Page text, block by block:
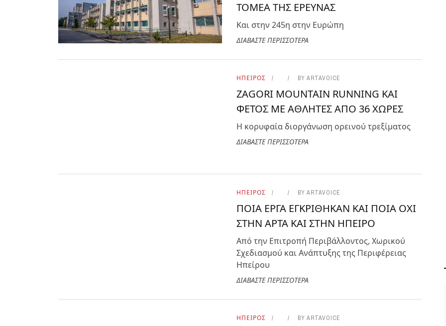
ΤΟΜΕΑ ΤΗΣ ΕΡΕΥΝΑΣ
Και στην 245η στην Ευρώπη
ΔΙΑΒΑΣΤΕ ΠΕΡΙΣΣΟΤΕΡΑ
ΗΠΕΙΡΟΣ BY ARTAVOICE
ZAGORI MOUNTAIN RUNNING ΚΑΙ
ΦΕΤΟΣ ΜΕ ΑΘΛΗΤΕΣ ΑΠΟ 36 ΧΩΡΕΣ
Η κορυφαία διοργάνωση ορεινού τρεξίματος
ΔΙΑΒΑΣΤΕ ΠΕΡΙΣΣΟΤΕΡΑ
ΗΠΕΙΡΟΣ BY ARTAVOICE
ΠΟΙΑ ΕΡΓΑ ΕΓΚΡΙΘΗΚΑΝ ΚΑΙ ΠΟΙΑ ΟΧΙ
ΣΤΗΝ ΑΡΤΑ ΚΑΙ ΣΤΗΝ ΗΠΕΙΡΟ
Από την Επιτροπή Περιβάλλοντος, Χωρικού
Σχεδιασμού και Ανάπτυξης της Περιφέρειας
Ηπείρου
ΔΙΑΒΑΣΤΕ ΠΕΡΙΣΣΟΤΕΡΑ
ΗΠΕΙΡΟΣ BY ARTAVOICE